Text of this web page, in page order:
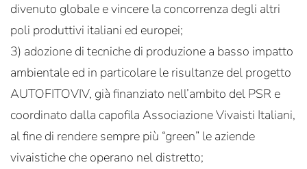
divenuto globale e vincere la concorrenza degli altri
poli produttivi italiani ed europei;
3) adozione di tecniche di produzione a basso impatto
ambientale ed in particolare le risultanze del progetto
AUTOFITOVIV, già finanziato nell’ambito del PSR e
coordinato dalla capofila Associazione Vivaisti Italiani,
al fine di rendere sempre più “green” le aziende
vivaistiche che operano nel distretto;